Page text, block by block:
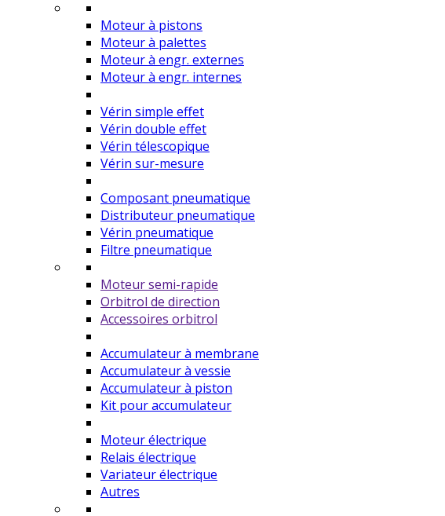
Moteur à pistons
Moteur à palettes
Moteur à engr. externes
Moteur à engr. internes
Vérin simple effet
Vérin double effet
Vérin télescopique
Vérin sur-mesure
Composant pneumatique
Distributeur pneumatique
Vérin pneumatique
Filtre pneumatique
Moteur semi-rapide
Orbitrol de direction
Accessoires orbitrol
Accumulateur à membrane
Accumulateur à vessie
Accumulateur à piston
Kit pour accumulateur
Moteur électrique
Relais électrique
Variateur électrique
Autres